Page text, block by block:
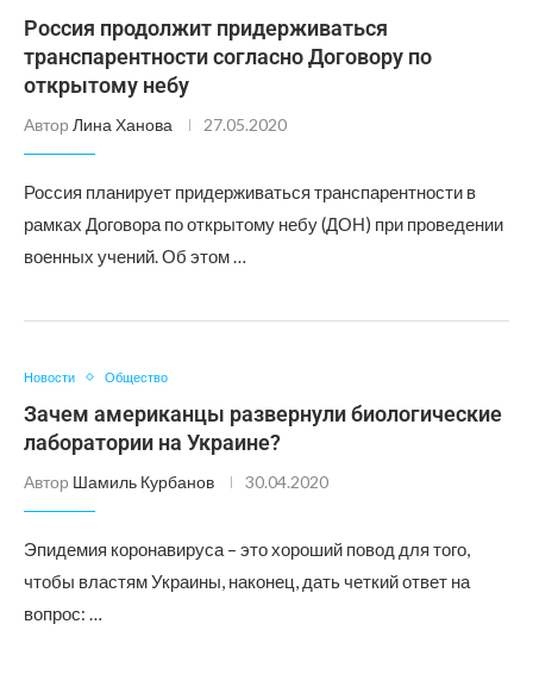
Россия продолжит придерживаться
транспарентности согласно Договору по
открытому небу
Автор Лина Ханова 27.05.2020
Россия планирует придерживаться транспарентности в
рамках Договора по открытому небу (ДОН) при проведении
военных учений. Об этом …
Новости Общество
Зачем американцы развернули биологические
лаборатории на Украине?
Автор Шамиль Курбанов 30.04.2020
Эпидемия коронавируса – это хороший повод для того,
чтобы властям Украины, наконец, дать четкий ответ на
вопрос: …